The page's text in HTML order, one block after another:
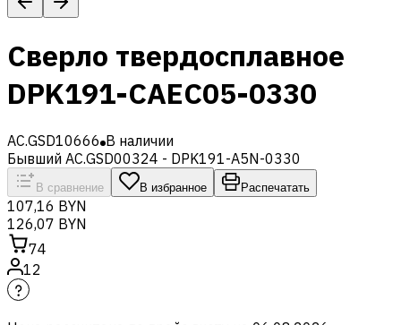
Сверло твердосплавное
DPK191-CAEC05-0330
AC.GSD10666 В наличии
Бывший AC.GSD00324 - DPK191-A5N-0330
В сравнение В избранное Распечатать
107,16 BYN
126,07 BYN
74
12